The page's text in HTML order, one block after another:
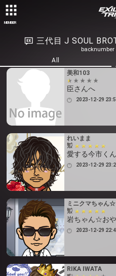
MEMBER
三代目 J SOUL
backnumber
All
美和103
臣さんへ
2023-12-29
れいまま
愛する今市く
2023-12-29
ミニクマちゃん☆
岩ちゃん☆お
2023-12-29
RIKA IWATA